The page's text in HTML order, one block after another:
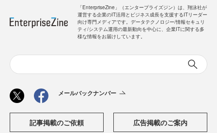
「EnterpriseZine」（エンタープライズジン）は、翔泳社が
運営する企業のIT活用とビジネス成長を支援するITリーダー
向け専門メディアです。データテクノロジー/情報セキュリ
ティ/システム運用の最新動向を中心に、企業ITに関する多
様な情報をお届けしています。
メールバックナンバー
記事掲載のご依頼 広告掲載のご案内